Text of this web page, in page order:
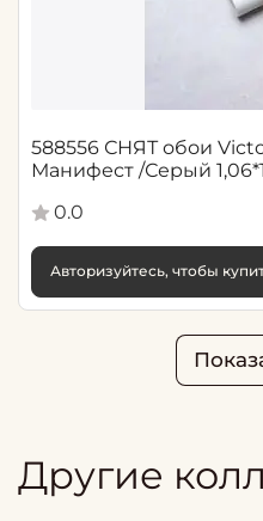
588556 СНЯТ обои
Манифест /Серый
0.0
Авторизуйтесь, чтобы
Другие